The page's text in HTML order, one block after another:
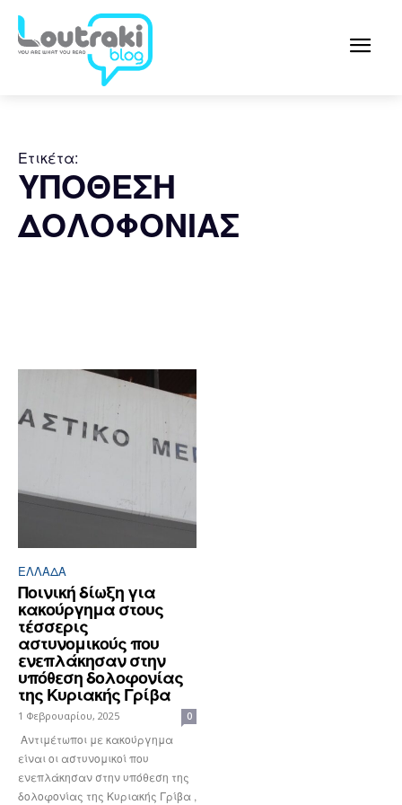
Ετικέτα:
ΥΠΟΘΕΣΗ
ΔΟΛΟΦΟΝΙΑΣ
ΕΛΛΆΔΑ
Ποινική δίωξη για
κακούργημα στους
τέσσερις
αστυνομικούς που
ενεπλάκησαν στην
υπόθεση δολοφονίας
της Κυριακής Γρίβα
1 Φεβρουαρίου, 2025 0
Αντιμέτωποι με κακούργημα
είναι οι αστυνομικοί που
ενεπλάκησαν στην υπόθεση της
δολοφονίας της Κυριακής Γρίβα ,